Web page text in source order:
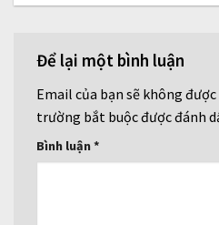
Để lại một bình luận
Email của bạn sẽ không
trường bắt buộc được đánh
Bình luận*